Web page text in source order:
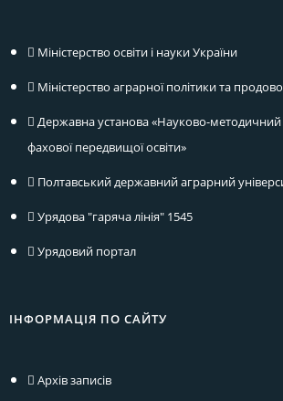
Міністерство освіти і науки України
Міністерство аграрної політики та
Державна установа «Науково-
фахової передвищої освіти»
Полтавський державний аграрний
Урядова "гаряча лінія" 1545
Урядовий портал
ІНФОРМАЦІЯ ПО САЙТУ
Архів записів